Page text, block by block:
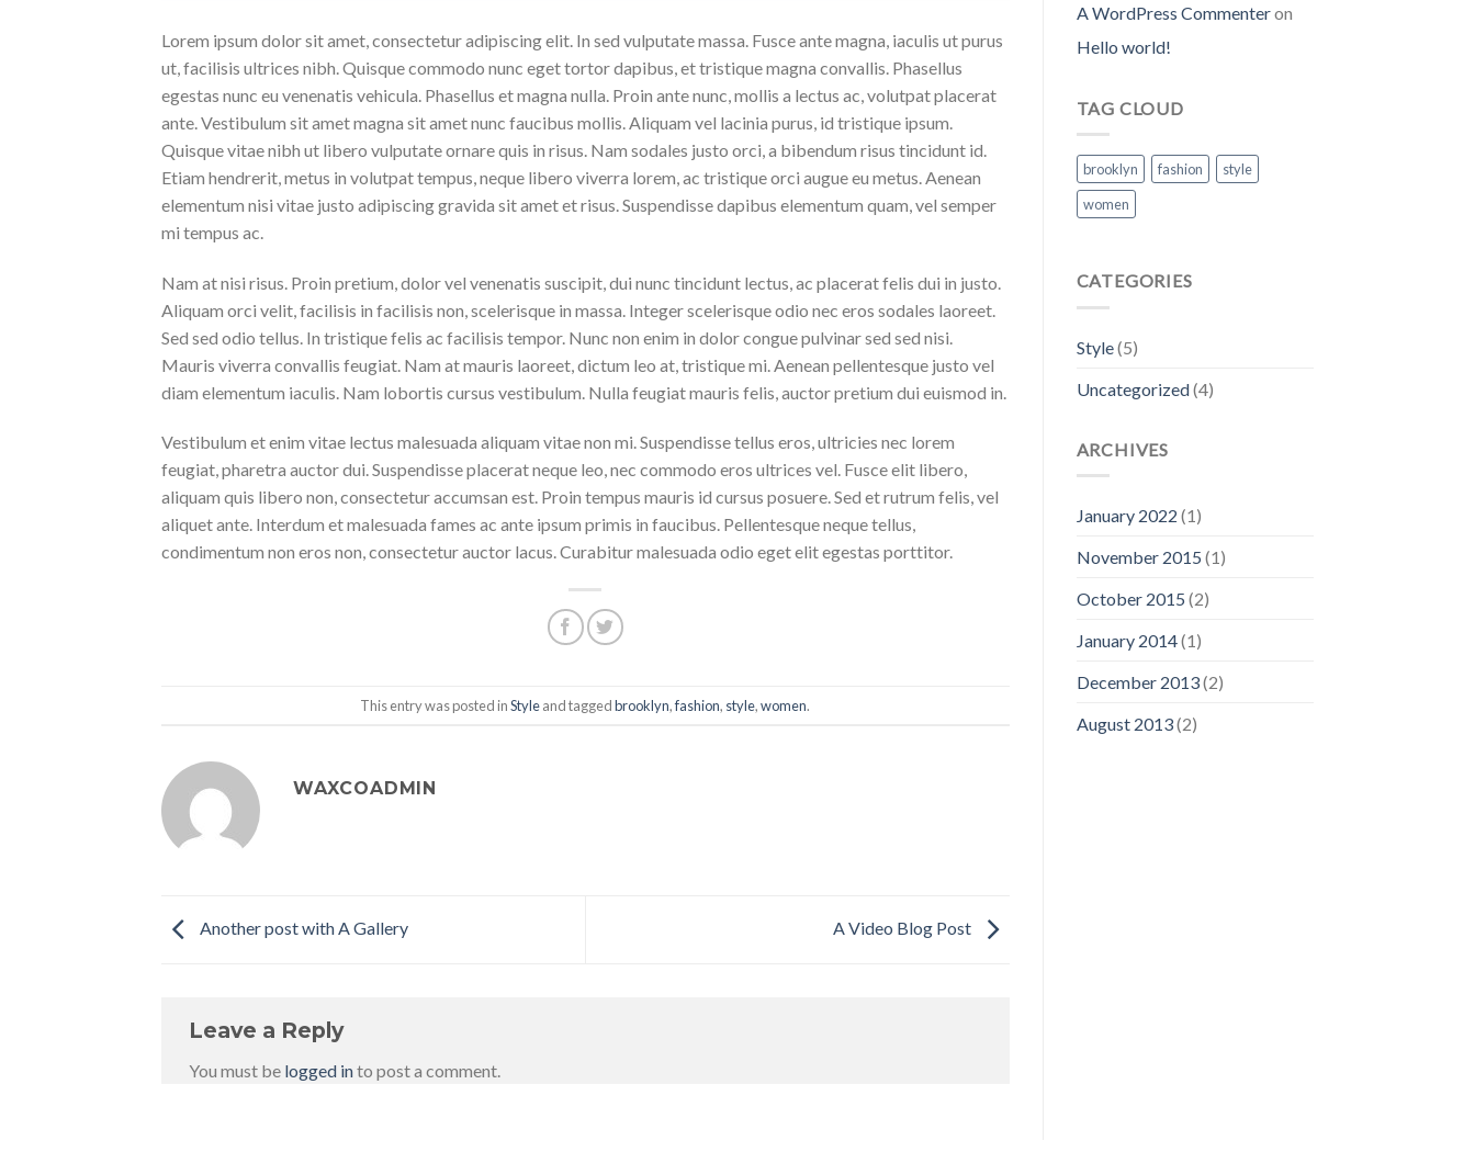
Lorem ipsum dolor sit amet, consectetur adipiscing elit. In sed vulputate massa. Fusce ante magna, iaculis ut purus
ut, facilisis ultrices nibh. Quisque commodo nunc eget tortor dapibus, et tristique magna convallis. Phasellus
egestas nunc eu venenatis vehicula. Phasellus et magna nulla. Proin ante nunc, mollis a lectus ac, volutpat placerat
ante. Vestibulum sit amet magna sit amet nunc faucibus mollis. Aliquam vel lacinia purus, id tristique ipsum.
Quisque vitae nibh ut libero vulputate ornare quis in risus. Nam sodales justo orci, a bibendum risus tincidunt id.
Etiam hendrerit, metus in volutpat tempus, neque libero viverra lorem, ac tristique orci augue eu metus. Aenean
elementum nisi vitae justo adipiscing gravida sit amet et risus. Suspendisse dapibus elementum quam, vel semper
mi tempus ac.
Nam at nisi risus. Proin pretium, dolor vel venenatis suscipit, dui nunc tincidunt lectus, ac placerat felis dui in justo.
Aliquam orci velit, facilisis in facilisis non, scelerisque in massa. Integer scelerisque odio nec eros sodales laoreet.
Sed sed odio tellus. In tristique felis ac facilisis tempor. Nunc non enim in dolor congue pulvinar sed sed nisi.
Mauris viverra convallis feugiat. Nam at mauris laoreet, dictum leo at, tristique mi. Aenean pellentesque justo vel
diam elementum iaculis. Nam lobortis cursus vestibulum. Nulla feugiat mauris felis, auctor pretium dui euismod in.
Vestibulum et enim vitae lectus malesuada aliquam vitae non mi. Suspendisse tellus eros, ultricies nec lorem
feugiat, pharetra auctor dui. Suspendisse placerat neque leo, nec commodo eros ultrices vel. Fusce elit libero,
aliquam quis libero non, consectetur accumsan est. Proin tempus mauris id cursus posuere. Sed et rutrum felis, vel
aliquet ante. Interdum et malesuada fames ac ante ipsum primis in faucibus. Pellentesque neque tellus,
condimentum non eros non, consectetur auctor lacus. Curabitur malesuada odio eget elit egestas porttitor.
This entry was posted inStyleand taggedbrooklyn,fashion, style,women.
WAXCOADMIN
Another post with A Gallery A Video Blog Post
Leave a Reply
You must be logged into post a comment.
A WordPress Commenteron
Hello world!
TAG CLOUD
brooklyn fashion
style
women
CATEGORIES
Style(5)
Uncategorized(4)
ARCHIVES
January 2022 (1)
November 2015 (1)
October 2015 (2)
January 2014(1)
December 2013(2)
August 2013(2)